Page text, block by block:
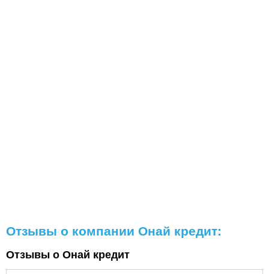
Отзывы о компании Онай кредит:
Отзывы о Онай кредит